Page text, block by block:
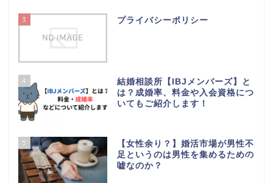
3 プライバシーポリシー
4
結婚相談所【IBJメンバーズ】と
は？成婚率、料金や入会資格につ
いてもご紹介します！
5
【女性余り？】婚活市場が男性不
足というのは男性を集めるための
嘘なのか？
ートガイド｜最初にやる
コラム
プライバシーポリシー